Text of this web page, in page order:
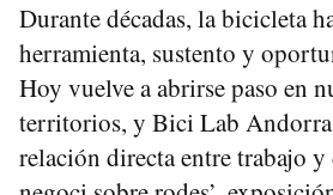
Durante décadas, la bicicleta
herramienta, sustento y
Hoy vuelve a abrirse paso en
territorios, y Bici Lab Andorra
relación directa entre trabajo